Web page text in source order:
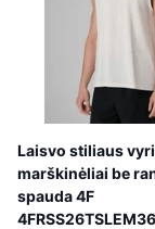
Laisvo stiliaus
marškinėliai be
spauda 4F